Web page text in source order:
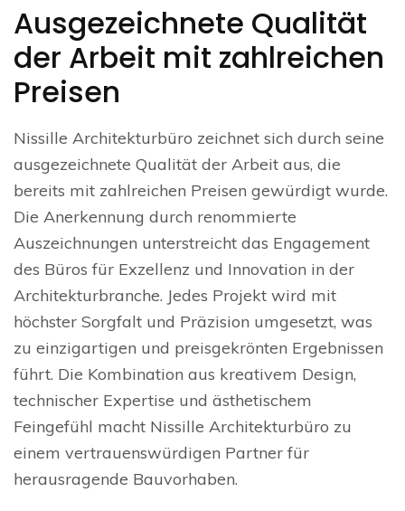
Ausgezeichnete Qualität
der Arbeit mit zahlreichen
Preisen
Nissille Architekturbüro zeichnet sich durch seine
ausgezeichnete Qualität der Arbeit aus, die
bereits mit zahlreichen Preisen gewürdigt wurde.
Die Anerkennung durch renommierte
Auszeichnungen unterstreicht das Engagement
des Büros für Exzellenz und Innovation in der
Architekturbranche. Jedes Projekt wird mit
höchster Sorgfalt und Präzision umgesetzt, was
zu einzigartigen und preisgekrönten Ergebnissen
führt. Die Kombination aus kreativem Design,
technischer Expertise und ästhetischem
Feingefühl macht Nissille Architekturbüro zu
einem vertrauenswürdigen Partner für
herausragende Bauvorhaben.